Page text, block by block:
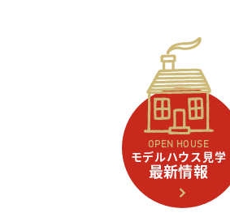
OPEN HOUSE
モデルハウス見学
最新情報